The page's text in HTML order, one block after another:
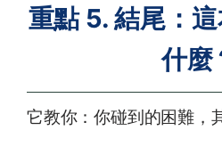
重點 5. 結尾：
什麼
它教你：你碰到的困難，